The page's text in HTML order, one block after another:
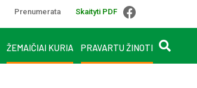
Prenumerata Skaityti PDF
ŽEMAIČIAI KURIA PRAVARTU ŽINOTI